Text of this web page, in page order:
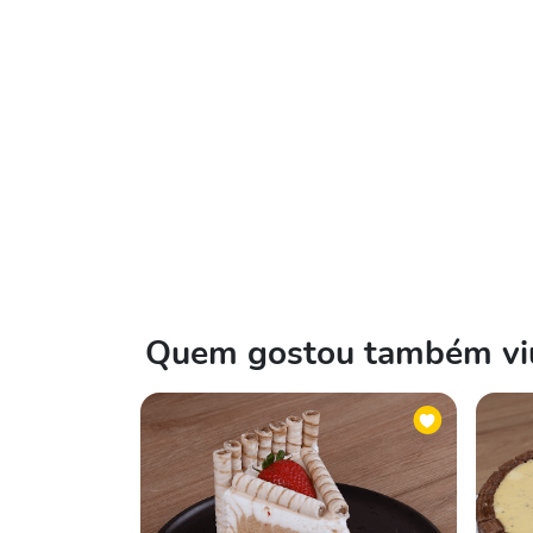
Quem gostou também